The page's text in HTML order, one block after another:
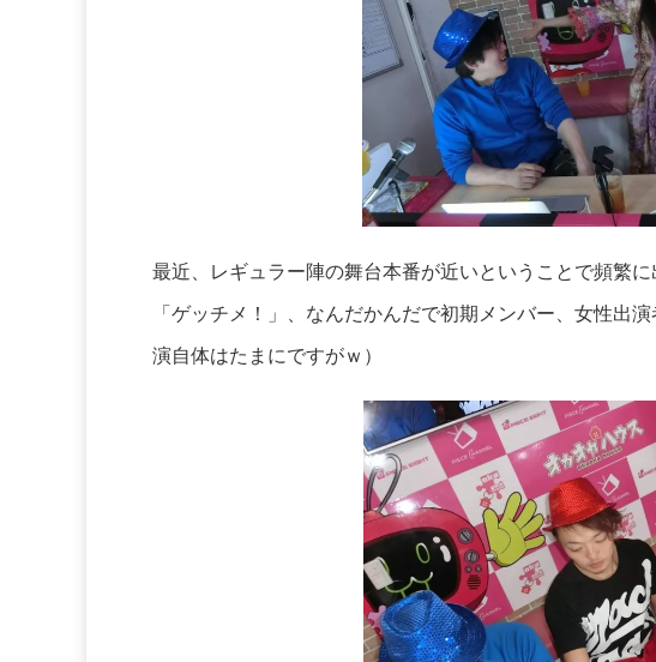
最近、レギュラー陣の舞台本番が近いということで頻繁
「ゲッチメ！」、なんだかんだで初期メンバー、女性出
演自体はたまにですがｗ）